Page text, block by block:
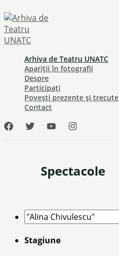
to
content
Arhiva de Teatru UNATC
Apariții în fotografii
Despre
Participați
Povești prezente și trecute
Contact
Spectacole
Stagiune